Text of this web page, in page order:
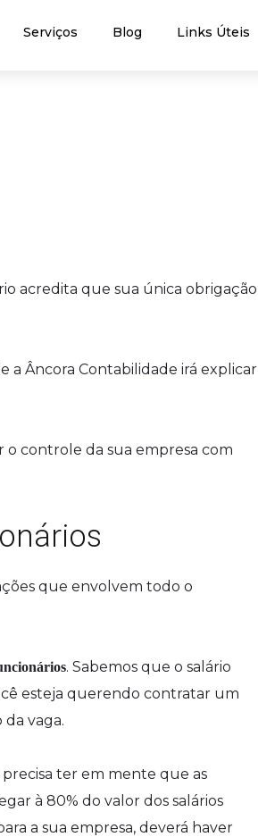
Serviços Blog Links Úteis
acredita que sua única obrigação
a Âncora Contabilidade irá explicar
o controle da sua empresa com
que envolvem todo o
. Sabemos que o salário
esteja querendo contratar um
vaga.
ter em mente que as
à 80% do valor dos salários
a sua empresa, deverá haver